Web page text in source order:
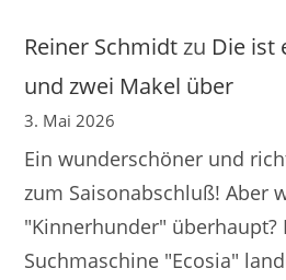
Reiner Schmidtzu Die ist
und zwei Makel über
3. Mai 2026
Ein wunderschöner und
zum Saisonabschluß! Aber
"Kinnerhunder" überhaupt?
Suchmaschine "Ecosia"